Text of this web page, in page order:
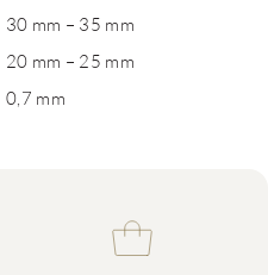
30 mm – 35 mm
20 mm – 25 mm
0,7 mm